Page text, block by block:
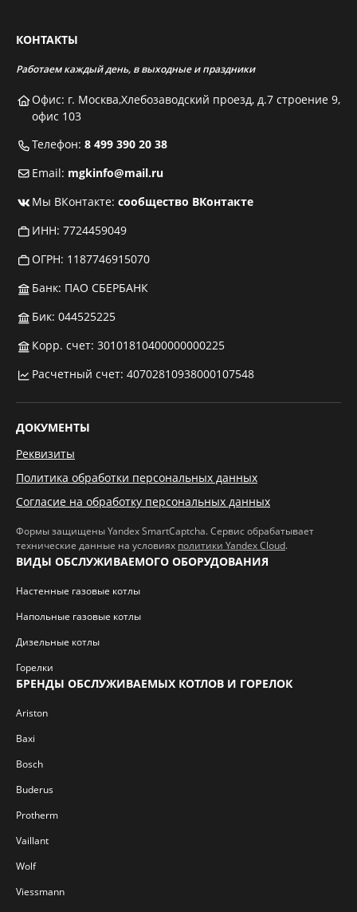
КОНТАКТЫ
Работаем каждый день, в выходные и праздники
Офис: г. Москва,Хлебозаводский проезд, д.7 строение 9,
офис 103
Телефон: 8 499 390 20 38
Email: mgkinfo@mail.ru
Мы ВКонтакте: сообщество ВКонтакте
ИНН: 7724459049
ОГРН: 1187746915070
Банк: ПАО СБЕРБАНК
Бик: 044525225
Корр. счет: 30101810400000000225
Расчетный счет: 40702810938000107548
ДОКУМЕНТЫ
Реквизиты
Политика обработки персональных данных
Согласие на обработку персональных данных
Формы защищены Yandex SmartCaptcha. Сервис обрабатывает
технические данные на условиях политики Yandex Cloud.
ВИДЫ ОБСЛУЖИВАЕМОГО ОБОРУДОВАНИЯ
Настенные газовые котлы
Напольные газовые котлы
Дизельные котлы
Горелки
БРЕНДЫ ОБСЛУЖИВАЕМЫХ КОТЛОВ И ГОРЕЛОК
Ariston
Baxi
Bosch
Buderus
Protherm
Vaillant
Wolf
Viessmann